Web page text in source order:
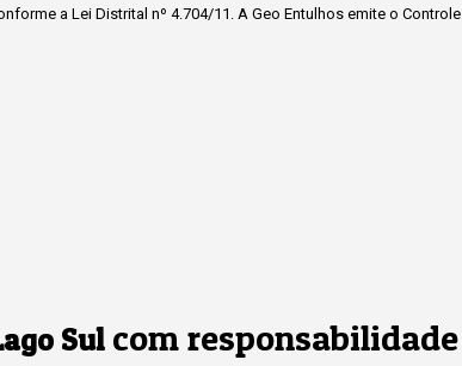
a Lei Distrital nº 4.704/11. A Geo Entulhos emite o Controle
Sulcom responsabilidade